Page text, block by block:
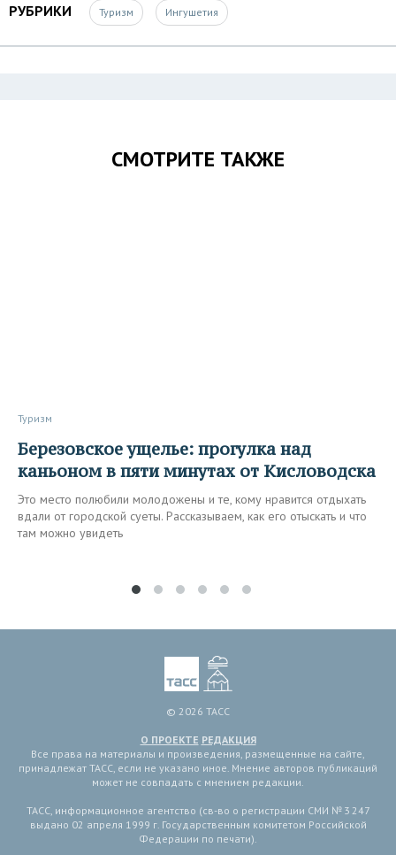
РУБРИКИ Туризм Ингушетия
СМОТРИТЕ ТАКЖЕ
Туризм
Березовское ущелье: прогулка над
каньоном в пяти минутах от Кисловодска
Это место полюбили молодожены и те, кому нравится отдыхать
вдали от городской суеты. Рассказываем, как его отыскать и что
там можно увидеть
© 2026 ТАСС
О ПРОЕКТЕ РЕДАКЦИЯ
Все права на материалы и произведения, размещенные на сайте,
принадлежат ТАСС, если не указано иное. Мнение авторов публикаций
может не совпадать с мнением редакции.
ТАСС, информационное агентство (св-во о регистрации СМИ № 3 247
выдано 02 апреля 1999 г. Государственным комитетом Российской
Федерации по печати).